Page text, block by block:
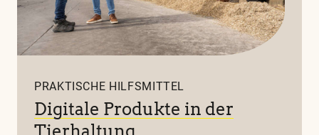
PRAKTISCHE HILFSMITTEL
Digitale Produkte in der